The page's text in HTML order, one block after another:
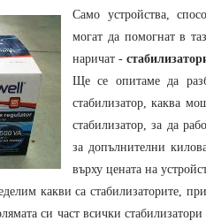
Само устройства,
могат да помогнат в
наричат ​​-
Ще се опитаме да
стабилизатор, каква
стабилизатор, за да
за допълнителни
върху цената на
какви са стабилизаторите,
си част всички